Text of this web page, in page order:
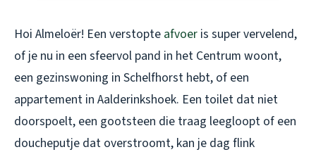
Hoi Almeloër! Een verstopte afvoer is super vervelend,
of je nu in een sfeervol pand in het Centrum woont,
een gezinswoning in Schelfhorst hebt, of een
appartement in Aalderinkshoek. Een toilet dat niet
doorspoelt, een gootsteen die traag leegloopt of een
doucheputje dat overstroomt, kan je dag flink